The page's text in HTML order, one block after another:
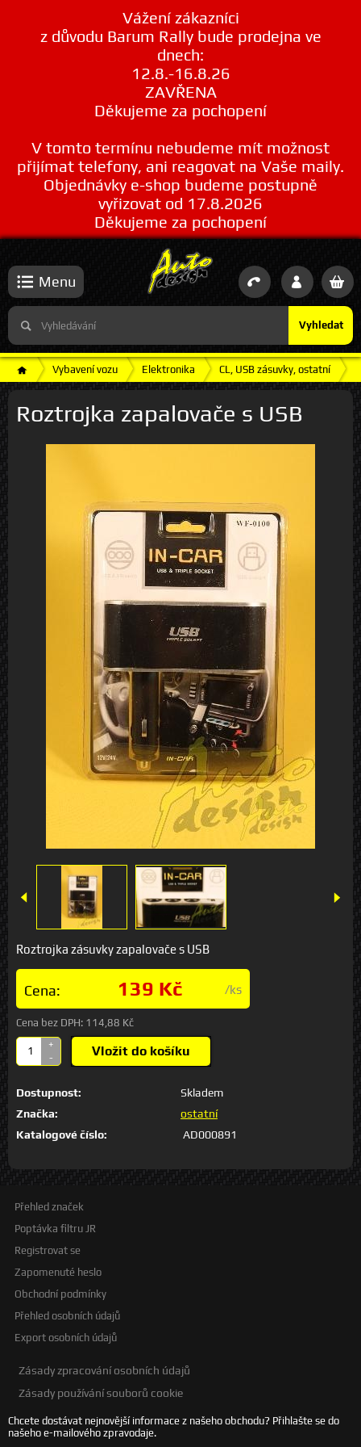
Vážení zákazníci
z důvodu Barum Rally bude prodejna ve
dnech:
12.8.-16.8.26
ZAVŘENA
Děkujeme za pochopení
V tomto termínu nebudeme mít možnost
přijímat telefony, ani reagovat na Vaše maily.
Objednávky e-shop budeme postupně
vyřizovat od 17.8.2026
Děkujeme za pochopení
Vyhledat
Menu
Vybavení vozu Elektronika CL, USB zásuvky, ostatní
Roztrojka zapalovače s USB
Roztrojka zásuvky zapalovače s USB
Cena: 139 Kč /ks
Cena bez DPH: 114,88 Kč
+
-
Vložit do košíku
Dostupnost:
Skladem
Značka:
ostatní
Katalogové číslo:
AD000891
Přehled značek
Poptávka filtru JR
Registrovat se
Zapomenuté heslo
Obchodní podmínky
Přehled osobních údajů
Export osobních údajů
Zásady zpracování osobních údajů
Zásady používání souborů cookie
Chcete dostávat nejnovější informace z našeho obchodu? Přihlašte se do
našeho e-mailového zpravodaje.